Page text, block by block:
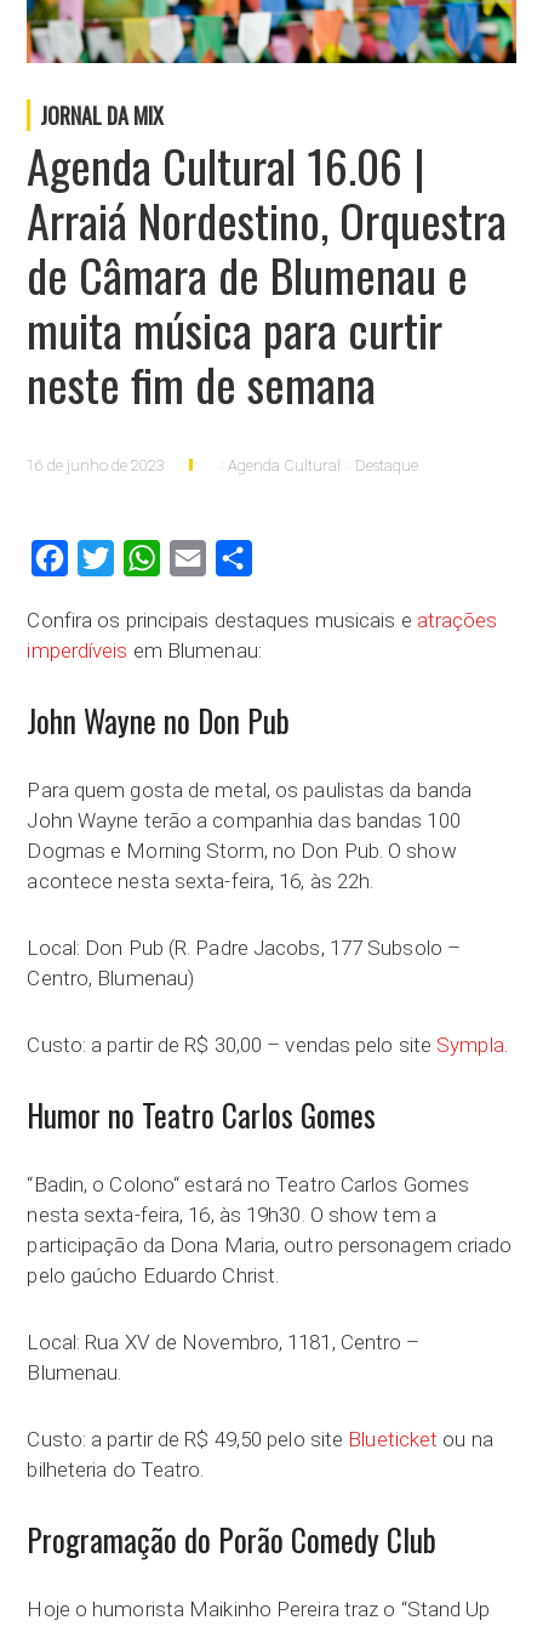
JORNAL DA MIX
Agenda Cultural 16.06 |
Arraiá Nordestino, Orquestra
de Câmara de Blumenau e
muita música para curtir
neste fim de semana
16 de junho de 2023 Agenda Cultural Destaque
FacebookTwitter WhatsApp
Email
Confira os principais destaques musicais e atrações
imperdíveis em Blumenau:
John Wayne no Don Pub
Para quem gosta de metal, os paulistas da banda
John Wayne terão a companhia das bandas 100
Dogmas e Morning Storm, no Don Pub. O show
acontece nesta sexta-feira, 16, às 22h.
Local: Don Pub (R. Padre Jacobs, 177 Subsolo –
Centro, Blumenau)
Custo: a partir de R$ 30,00 – vendas pelo site Sympla.
Humor no Teatro Carlos Gomes
“Badin, o Colono“ estará no Teatro Carlos Gomes
nesta sexta-feira, 16, às 19h30. O show tem a
participação da Dona Maria, outro personagem criado
pelo gaúcho Eduardo Christ.
Local: Rua XV de Novembro, 1181, Centro –
Blumenau.
Custo: a partir de R$ 49,50 pelo site Blueticket ou na
bilheteria do Teatro.
Programação do Porão Comedy Club
Hoje o humorista Maikinho Pereira traz o “Stand Up